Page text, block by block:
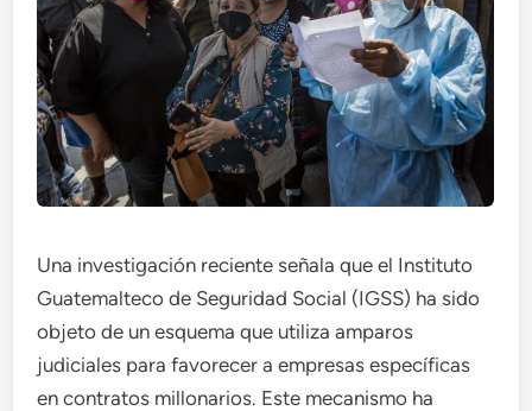
Una investigación reciente señala que el Instituto
Guatemalteco de Seguridad Social (IGSS) ha sido
objeto de un esquema que utiliza amparos
judiciales para favorecer a empresas específicas
en contratos millonarios. Este mecanismo ha